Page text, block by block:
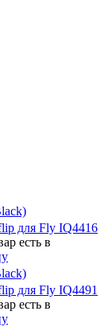
для Fly IQ4416
есть в
для Fly IQ4491
есть в